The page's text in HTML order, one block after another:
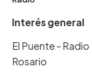
Interés general
El Puente -
Rosario